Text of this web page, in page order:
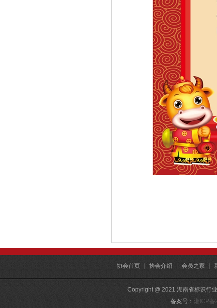
协会首页 协会介绍 会员之家
Copyright @ 2021 湖南省标识行
备案号： 湘ICP